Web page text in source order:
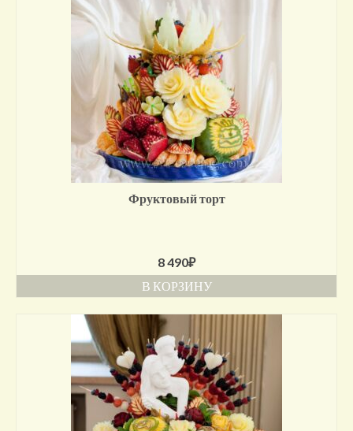
Фруктовый торт
8 490₽
В КОРЗИНУ